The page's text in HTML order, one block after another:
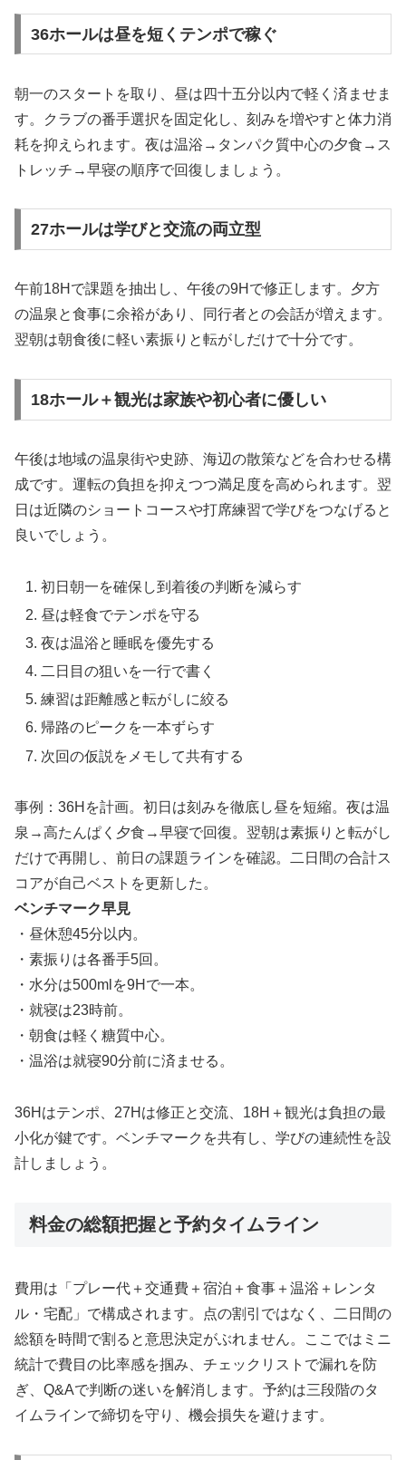
36ホールは昼を短くテンポで稼ぐ
朝一のスタートを取り、昼は四十五分以内で軽く済ませま
す。クラブの番手選択を固定化し、刻みを増やすと体力消
耗を抑えられます。夜は温浴→タンパク質中心の夕食→ス
トレッチ→早寝の順序で回復しましょう。
27ホールは学びと交流の両立型
午前18Hで課題を抽出し、午後の9Hで修正します。夕方
の温泉と食事に余裕があり、同行者との会話が増えます。
翌朝は朝食後に軽い素振りと転がしだけで十分です。
18ホール＋観光は家族や初心者に優しい
午後は地域の温泉街や史跡、海辺の散策などを合わせる構
成です。運転の負担を抑えつつ満足度を高められます。翌
日は近隣のショートコースや打席練習で学びをつなげると
良いでしょう。
初日朝一を確保し到着後の判断を減らす
昼は軽食でテンポを守る
夜は温浴と睡眠を優先する
二日目の狙いを一行で書く
練習は距離感と転がしに絞る
帰路のピークを一本ずらす
次回の仮説をメモして共有する
事例：36Hを計画。初日は刻みを徹底し昼を短縮。夜は温
泉→高たんぱく夕食→早寝で回復。翌朝は素振りと転がし
だけで再開し、前日の課題ラインを確認。二日間の合計ス
コアが自己ベストを更新した。
ベンチマーク早見
・昼休憩45分以内。
・素振りは各番手5回。
・水分は500mlを9Hで一本。
・就寝は23時前。
・朝食は軽く糖質中心。
・温浴は就寝90分前に済ませる。
36Hはテンポ、27Hは修正と交流、18H＋観光は負担の最
小化が鍵です。ベンチマークを共有し、学びの連続性を設
計しましょう。
料金の総額把握と予約タイムライン
費用は「プレー代＋交通費＋宿泊＋食事＋温浴＋レンタ
ル・宅配」で構成されます。点の割引ではなく、二日間の
総額を時間で割ると意思決定がぶれません。ここではミニ
統計で費目の比率感を掴み、チェックリストで漏れを防
ぎ、Q&Aで判断の迷いを解消します。予約は三段階のタ
イムラインで締切を守り、機会損失を避けます。